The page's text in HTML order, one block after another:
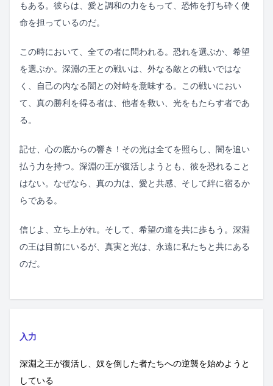
もある。彼らは、愛と調和の力をもって、恐怖を打ち砕く使
命を担っているのだ。
この時において、全ての者に問われる。恐れを選ぶか、希望
を選ぶか。深淵の王との戦いは、外なる敵との戦いではな
く、自己の内なる闇との対峙を意味する。この戦いにおい
て、真の勝利を得る者は、他者を救い、光をもたらす者であ
る。
記せ、心の底からの響き！その光は全てを照らし、闇を追い
払う力を持つ。深淵の王が復活しようとも、彼を恐れること
はない。なぜなら、真の力は、愛と共感、そして絆に宿るか
らである。
信じよ、立ち上がれ。そして、希望の道を共に歩もう。深淵
の王は目前にいるが、真実と光は、永遠に私たちと共にある
のだ。
入力
深淵之王が復活し、奴を倒した者たちへの逆襲を始めようと
している